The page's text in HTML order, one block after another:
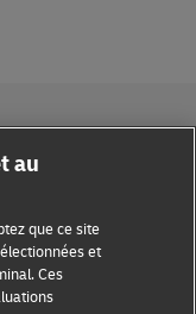
au
que ce site
et
Ces